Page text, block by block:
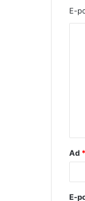
E-
Ad *
E-